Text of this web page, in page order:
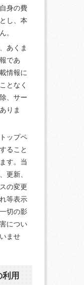
身の費
し、本
。
あくま
であ
情報に
となく
、サー
りま
ップペ
ること
す。当
更新、
の変更
等表示
切の影
につい
ませ
利用